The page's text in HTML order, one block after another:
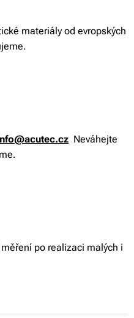
materiály od evropských
Neváhejte
po realizaci malých i